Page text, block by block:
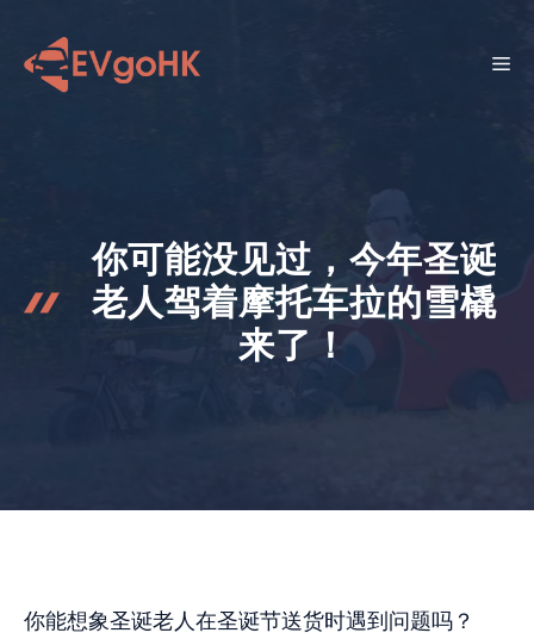
菜
你可能没见过，今年圣诞
老人驾着摩托车拉的雪橇
来了！
你能想象圣诞老人在圣诞节送货时遇到问题吗？